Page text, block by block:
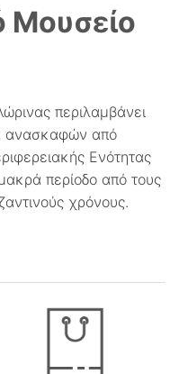
Μουσείο
περιλαμβάνει
ανασκαφών από
Ενότητας
περίοδο από τους
χρόνους.